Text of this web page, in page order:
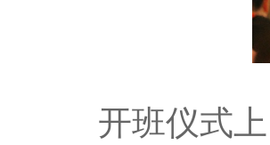
开班仪式